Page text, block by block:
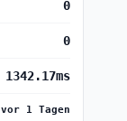
0
0
1342.17ms
vor 1 Tagen